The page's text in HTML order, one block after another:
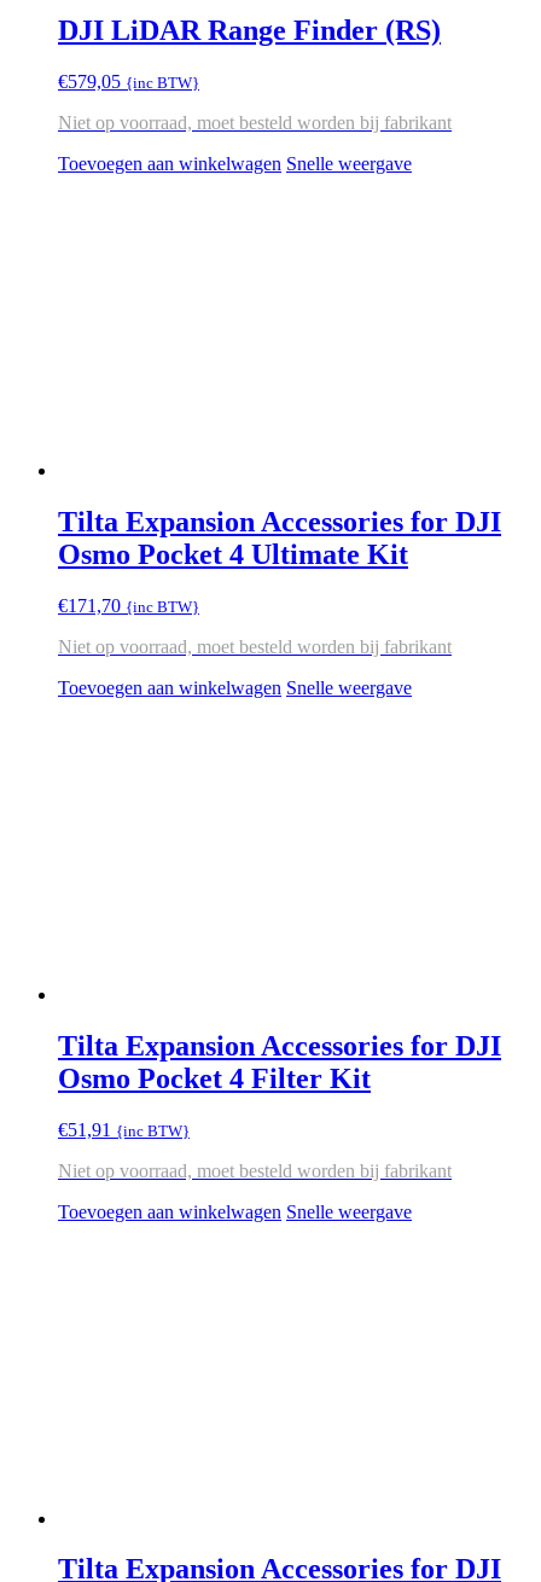
DJI LiDAR Range Finder (RS)
€579,05 {inc BTW}
Niet op voorraad, moet besteld worden bij fabrikant
Toevoegen aan winkelwagen Snelle weergave
Tilta Expansion Accessories for DJI
Osmo Pocket 4 Ultimate Kit
€171,70 {inc BTW}
Niet op voorraad, moet besteld worden bij fabrikant
Toevoegen aan winkelwagen Snelle weergave
Tilta Expansion Accessories for DJI
Osmo Pocket 4 Filter Kit
€51,91 {inc BTW}
Niet op voorraad, moet besteld worden bij fabrikant
Toevoegen aan winkelwagen Snelle weergave
Tilta Expansion Accessories for DJI